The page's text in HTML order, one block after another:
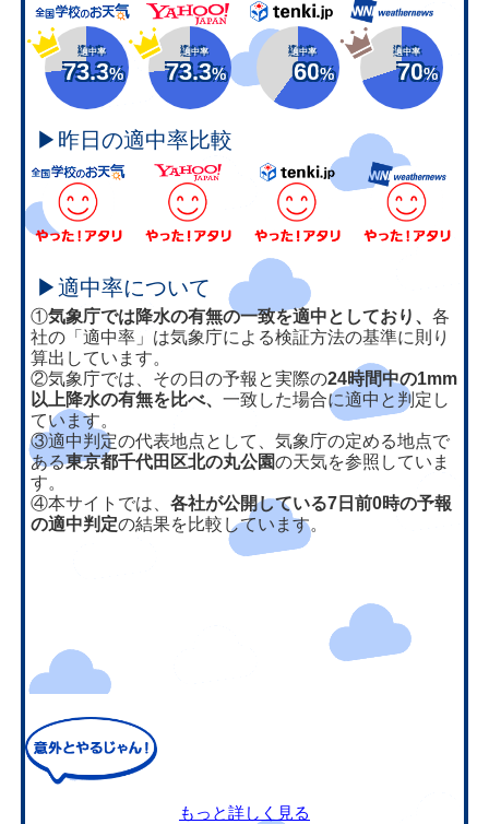
適中率
73.3%
適中率
73.3%
適中率
60%
適中率
70%
▶昨日の適中率比較
▶適中率について
①気象庁では降水の有無の一致を適中としており、各
社の「適中率」は気象庁による検証方法の基準に則り
算出しています。
②気象庁では、その日の予報と実際の24時間中の1mm
以上降水の有無を比べ、一致した場合に適中と判定し
ています。
③適中判定の代表地点として、気象庁の定める地点で
ある東京都千代田区北の丸公園の天気を参照していま
す。
④本サイトでは、各社が公開している7日前0時の予報
の適中判定の結果を比較しています。
もっと詳しく見る